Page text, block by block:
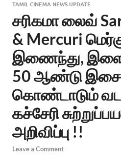
TAMIL CINEMA NEWS UPDATE
சரிகமா லைவ்
& Mercuri
இணைந்து,
50 ஆண்டு
கொண்டாடும்
கச்சேரி
அறிவிப்பு !!
Leave a Comment